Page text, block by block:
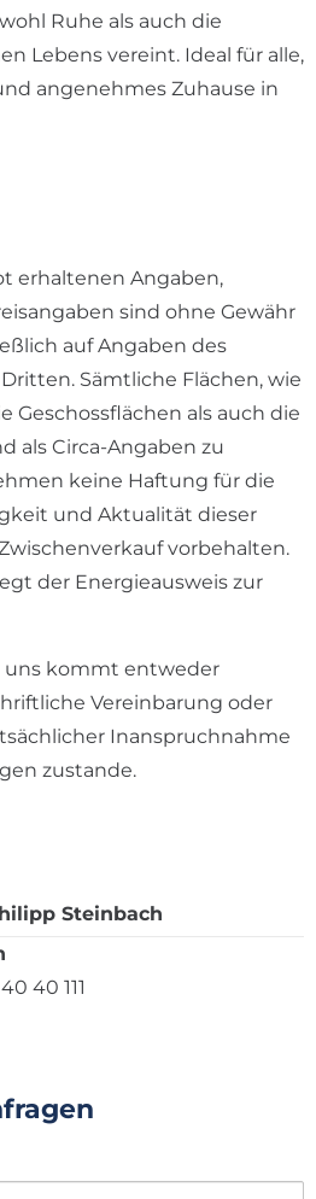
Ruhe als auch die
Lebens vereint. Ideal für alle,
angenehmes Zuhause in
erhaltenen Angaben,
sind ohne Gewähr
auf Angaben des
Sämtliche Flächen, wie
Geschossflächen als auch die
als Circa-Angaben zu
keine Haftung für die
und Aktualität dieser
vorbehalten.
der Energieausweis zur
uns kommt entweder
Vereinbarung oder
Inanspruchnahme
zustande.
Steinbach
40 111